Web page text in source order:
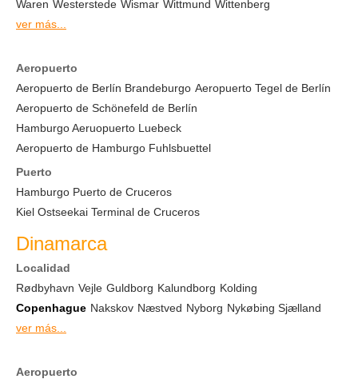
Waren Westerstede Wismar Wittmund Wittenberg
ver más...
Aeropuerto
Aeropuerto de Berlín Brandeburgo Aeropuerto Tegel de Berlín
Aeropuerto de Schönefeld de Berlín
Hamburgo Aeruopuerto Luebeck
Aeropuerto de Hamburgo Fuhlsbuettel
Puerto
Hamburgo Puerto de Cruceros
Kiel Ostseekai Terminal de Cruceros
Dinamarca
Localidad
Rødbyhavn Vejle Guldborg Kalundborg Kolding
Copenhague Nakskov Næstved Nyborg Nykøbing Sjælland
ver más...
Aeropuerto